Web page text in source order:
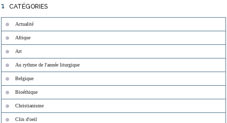
CATÉGORIES
Actualité
Afrique
Art
Au rythme de l'année liturgique
Belgique
Bioéthique
Christianisme
Clin d'oeil